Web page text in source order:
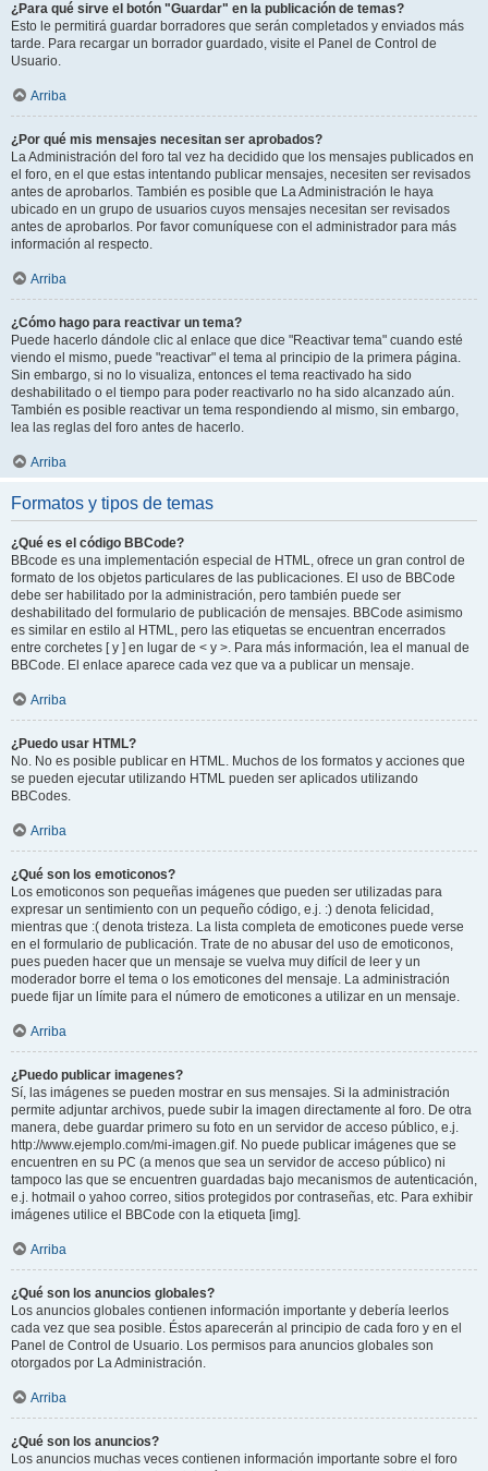
¿Para qué sirve el botón "Guardar" en la publicación de temas?
Esto le permitirá guardar borradores que serán completados y enviados más
tarde. Para recargar un borrador guardado, visite el Panel de Control de
Usuario.
Arriba
¿Por qué mis mensajes necesitan ser aprobados?
La Administración del foro tal vez ha decidido que los mensajes publicados en
el foro, en el que estas intentando publicar mensajes, necesiten ser revisados
antes de aprobarlos. También es posible que La Administración le haya
ubicado en un grupo de usuarios cuyos mensajes necesitan ser revisados
antes de aprobarlos. Por favor comuníquese con el administrador para más
información al respecto.
Arriba
¿Cómo hago para reactivar un tema?
Puede hacerlo dándole clic al enlace que dice "Reactivar tema" cuando esté
viendo el mismo, puede "reactivar" el tema al principio de la primera página.
Sin embargo, si no lo visualiza, entonces el tema reactivado ha sido
deshabilitado o el tiempo para poder reactivarlo no ha sido alcanzado aún.
También es posible reactivar un tema respondiendo al mismo, sin embargo,
lea las reglas del foro antes de hacerlo.
Arriba
Formatos y tipos de temas
¿Qué es el código BBCode?
BBcode es una implementación especial de HTML, ofrece un gran control de
formato de los objetos particulares de las publicaciones. El uso de BBCode
debe ser habilitado por la administración, pero también puede ser
deshabilitado del formulario de publicación de mensajes. BBCode asimismo
es similar en estilo al HTML, pero las etiquetas se encuentran encerrados
entre corchetes [ y ] en lugar de < y >. Para más información, lea el manual de
BBCode. El enlace aparece cada vez que va a publicar un mensaje.
Arriba
¿Puedo usar HTML?
No. No es posible publicar en HTML. Muchos de los formatos y acciones que
se pueden ejecutar utilizando HTML pueden ser aplicados utilizando
BBCodes.
Arriba
¿Qué son los emoticonos?
Los emoticonos son pequeñas imágenes que pueden ser utilizadas para
expresar un sentimiento con un pequeño código, e.j. :) denota felicidad,
mientras que :( denota tristeza. La lista completa de emoticones puede verse
en el formulario de publicación. Trate de no abusar del uso de emoticonos,
pues pueden hacer que un mensaje se vuelva muy difícil de leer y un
moderador borre el tema o los emoticones del mensaje. La administración
puede fijar un límite para el número de emoticones a utilizar en un mensaje.
Arriba
¿Puedo publicar imagenes?
Sí, las imágenes se pueden mostrar en sus mensajes. Si la administración
permite adjuntar archivos, puede subir la imagen directamente al foro. De otra
manera, debe guardar primero su foto en un servidor de acceso público, e.j.
http://www.ejemplo.com/mi-imagen.gif. No puede publicar imágenes que se
encuentren en su PC (a menos que sea un servidor de acceso público) ni
tampoco las que se encuentren guardadas bajo mecanismos de autenticación,
e.j. hotmail o yahoo correo, sitios protegidos por contraseñas, etc. Para exhibir
imágenes utilice el BBCode con la etiqueta [img].
Arriba
¿Qué son los anuncios globales?
Los anuncios globales contienen información importante y debería leerlos
cada vez que sea posible. Éstos aparecerán al principio de cada foro y en el
Panel de Control de Usuario. Los permisos para anuncios globales son
otorgados por La Administración.
Arriba
¿Qué son los anuncios?
Los anuncios muchas veces contienen información importante sobre el foro